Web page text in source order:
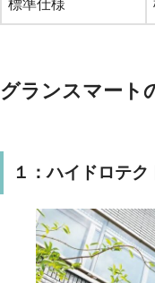
標準仕様
グランスマート
１：ハイドロテク